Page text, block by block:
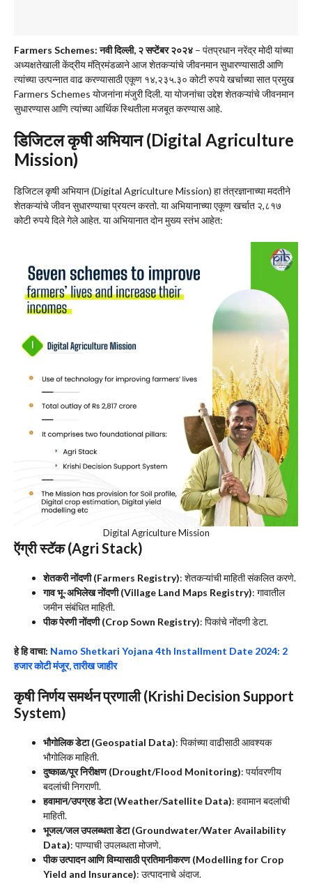
Farmers Schemes: नवी दिल्‍ली, २ सप्‍टेंबर २०२४ – पंतप्रधान नरेंद्र मोदी यांच्या
अध्यक्षतेखाली केंद्रीय मंत्रिमंडळाने आज शेतकऱ्यांचे जीवनमान सुधारण्यासाठी आणि
त्यांच्या उत्पन्नात वाढ करण्यासाठी एकूण १४,२३५.३० कोटी रुपये खर्चाच्या सात प्रमुख
Farmers Schemes योजनांना मंजुरी दिली. या योजनांचा उद्देश शेतकऱ्यांचे जीवनमान
सुधारण्यास आणि त्यांच्या आर्थिक स्थितीला मजबूत करण्यास आहे.
डिजिटल कृषी अभियान (Digital Agriculture
Mission)
डिजिटल कृषी अभियान (Digital Agriculture Mission) हा तंत्रज्ञानाच्या मदतीने
शेतकऱ्यांचे जीवन सुधारण्याचा प्रयत्न करतो. या अभियानाच्या एकूण खर्चात २,८१७
कोटी रुपये दिले गेले आहेत. या अभियानात दोन मुख्य स्तंभ आहेत:
Digital Agriculture Mission
ऍग्री स्टॅक (Agri Stack)
शेतकरी नोंदणी (Farmers Registry): शेतकऱ्यांची माहिती संकलित करणे.
गाव भू-अभिलेख नोंदणी (Village Land Maps Registry): गावातील
जमीन संबंधित माहिती.
पीक पेरणी नोंदणी (Crop Sown Registry): पिकांचे नोंदणी डेटा.
हे हि वाचा: Namo Shetkari Yojana 4th Installment Date 2024: 2
हजार कोटी मंजूर, तारीख जाहीर
कृषी निर्णय समर्थन प्रणाली (Krishi Decision Support
System)
भौगोलिक डेटा (Geospatial Data): पिकांच्या वाढीसाठी आवश्यक
भौगोलिक माहिती.
दुष्काळ/पूर निरीक्षण (Drought/Flood Monitoring): पर्यावरणीय
बदलांची निगराणी.
हवामान/उपग्रह डेटा (Weather/Satellite Data): हवामान बदलांची
माहिती.
भूजल/जल उपलब्धता डेटा (Groundwater/Water Availability
Data): पाण्याची उपलब्धता मोजणे.
पीक उत्पादन आणि विम्यासाठी प्रतिमानीकरण (Modelling for Crop
Yield and Insurance): उत्पादनाचे अंदाज.